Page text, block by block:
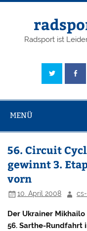
Radsport ist
MENÜ
56. Circuit
gewinnt 3.
vorn
10. April 2008
Der Ukrainer
56. Sarthe-Rundfahrt